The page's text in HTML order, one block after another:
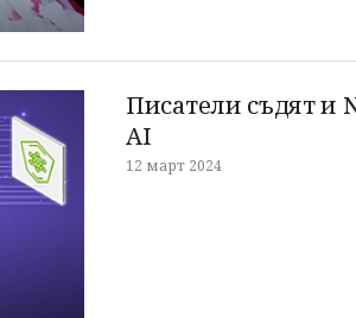
Писатели съдят и
AI
12 март 2024